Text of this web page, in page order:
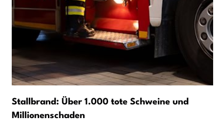
Stallbrand: Über 1.000 tote Schweine und
Millionenschaden